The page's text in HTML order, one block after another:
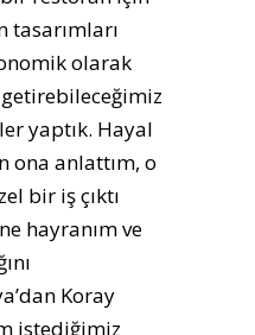
tasarımları
olarak
yaptık. Hayal
ona anlattım, o
bir iş çıktı
hayranım ve
Koray
istediğimiz